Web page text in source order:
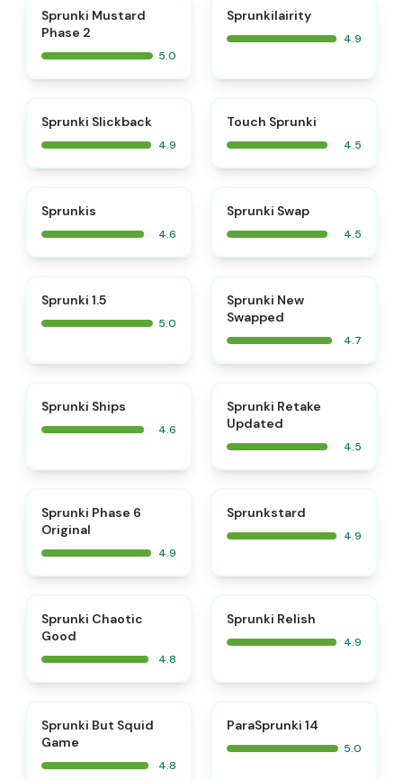
Sprunki Mustard
Phase 2
5.0
Sprunkilairity
4.9
Sprunki Slickback
4.9
Touch Sprunki
4.5
Sprunkis
4.6
Sprunki Swap
4.5
Sprunki 1.5
5.0
Sprunki New
Swapped
4.7
Sprunki Ships
4.6
Sprunki Retake
Updated
4.5
Sprunki Phase 6
Original
4.9
Sprunkstard
4.9
Sprunki Chaotic
Good
4.8
Sprunki Relish
4.9
Sprunki But Squid
Game
4.8
ParaSprunki 14
5.0